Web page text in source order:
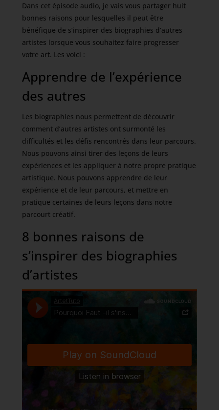
Dans cet épisode audio, je vais vous partager huit
bonnes raisons pour lesquelles il peut être
bénéfique de s’inspirer des biographies d’autres
artistes lorsque vous souhaitez faire progresser
votre art. Les voici :
Apprendre de l’expérience
des autres
Les biographies nous permettent de découvrir
comment d’autres artistes ont surmonté les
difficultés et les défis rencontrés dans leur parcours.
Nous pouvons ainsi tirer des leçons de leurs
expériences et les appliquer à notre propre pratique
artistique. Nous pouvons apprendre de leur
expérience et de leur parcours, et mettre en
pratique certaines de leurs leçons dans notre
parcourt créatif.
8 bonnes raisons de
s’inspirer des biographies
d’artistes